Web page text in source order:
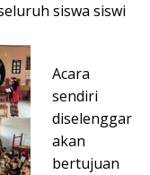
siswa siswi
Acara
sendiri
diselenggar
akan
bertujuan